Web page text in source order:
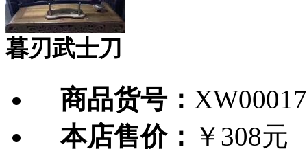
暮刃武士刀
商品货号：
本店售价： ￥308元